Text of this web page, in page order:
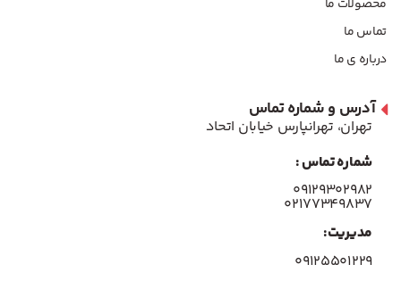
محصولات ما
تماس ما
درباره ی ما
آدرس و شماره تماس
تهران، تهرانپارس خیابان اتحاد
شماره تماس :
۰۹۱۲۹۳۰۲۹۸۲
۰۲۱۷۷۳۴۹۸۳۷
مدیریت:
۰۹۱۲۵۵۰۱۲۲۹